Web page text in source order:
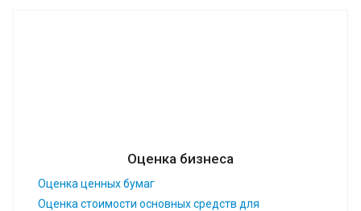
Оценка бизнеса
Оценка ценных бумаг
Оценка стоимости основных средств для